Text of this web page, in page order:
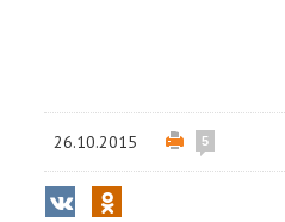
26.10.2015 5